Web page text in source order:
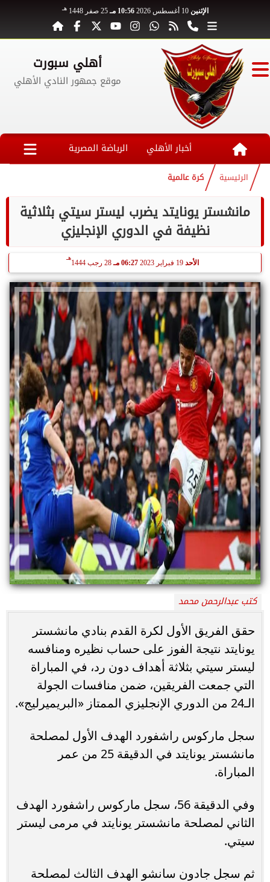
الإثنين 10 أغسطس 2026 10:56 مـ 25 صفر 1448 هـ
أهلي سبورت
موقع جمهور النادي الأهلي
أخبار الأهلي الرياضة المصرية
الرئيسية كرة عالمية
مانشستر يونايتد يضرب ليستر سيتي بثلاثية
نظيفة في الدوري الإنجليزي
الأحد 06:27 مـ 28 رجب 1444
هـ
كتب عبدالرحمن محمد
حقق الفريق الأول لكرة القدم بنادي مانشستر
يونايتد نتيجة الفوز على حساب نظيره ومنافسه
ليستر سيتي بثلاثة أهداف دون رد، في المباراة
التي جمعت الفريقين، ضمن منافسات الجولة
الـ24 من الدوري الإنجليزي الممتاز «البريميرليج».
سجل ماركوس راشفورد الهدف الأول لمصلحة
مانشستر يونايتد في الدقيقة 25 من عمر
المباراة.
وفي الدقيقة 56، سجل ماركوس راشفورد الهدف
الثاني لمصلحة مانشستر يونايتد في مرمى ليستر
سيتي.
ثم سجل جادون سانشو الهدف الثالث لمصلحة